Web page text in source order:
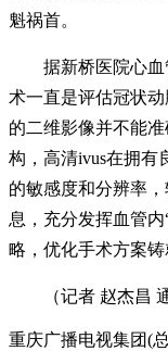
魁祸首。
据新桥医院心
术一直是评估冠状
的二维影像并不能
构，高清ivus在拥有
的敏感度和分辨率
息，充分发挥血管
略，优化手术方案铸
（记者 赵杰昌
重庆广播电视集团(